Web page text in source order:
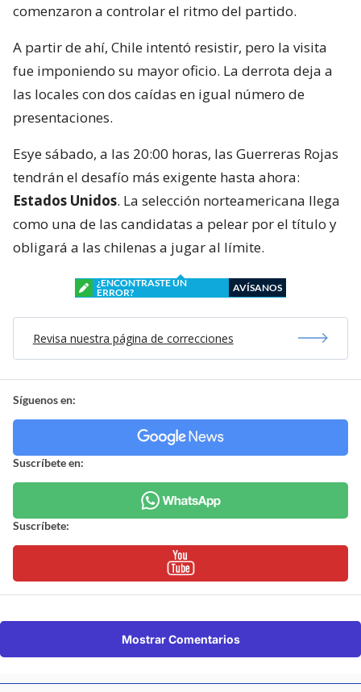
comenzaron a controlar el ritmo del partido.
A partir de ahí, Chile intentó resistir, pero la visita
fue imponiendo su mayor oficio. La derrota deja a
las locales con dos caídas en igual número de
presentaciones.
Esye sábado, a las 20:00 horas, las Guerreras Rojas
tendrán el desafío más exigente hasta ahora:
Estados Unidos. La selección norteamericana llega
como una de las candidatas a pelear por el título y
obligará a las chilenas a jugar al límite.
¿ENCONTRASTE UN
ERROR?
AVÍSANOS
Revisa nuestra página de correcciones
Síguenos en:
Suscríbete en:
Suscríbete:
Mostrar Comentarios